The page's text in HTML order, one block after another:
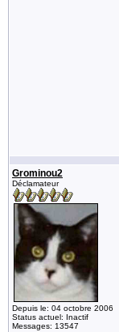
Grominou2
Déclamateur
Depuis le: 04 octobre 2006
Status actuel: Inactif
Messages: 13547